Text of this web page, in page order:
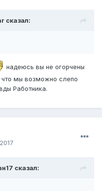
сказал:
надеюсь вы не огорчены
мы возможно слепо
Работника.
сказал: